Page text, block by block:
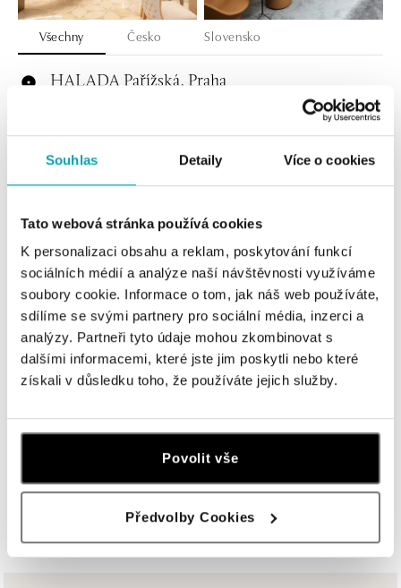
Souhlas Detaily Více o cookies
Tato webová stránka používá cookies
K personalizaci obsahu a reklam, poskytování funkcí
sociálních médií a analýze naší návštěvnosti využíváme
soubory cookie. Informace o tom, jak náš web používáte,
sdílíme se svými partnery pro sociální média, inzerci a
analýzy. Partneři tyto údaje mohou zkombinovat s
dalšími informacemi, které jste jim poskytli nebo které
získali v důsledku toho, že používáte jejich služby.
Povolit vše
Předvolby Cookies
Všechny Česko Slovensko
HALADA Pařížská, Praha
dnes otevřeno do 18:00
HALADA Na Příkopě, Praha
Na Příkopě 16, 110 00 Praha 1
tel.: +420608028615
dnes otevřeno do 18:00
HALADA Česká, Brno
Česká 23, 602 00 Brno
tel.: +420602443261
otevřeno v Pondělí od 09:00
Rudná 3114/114, 700 30 Ostrava-Zábřeh
dnes otevřeno do 21:00
HALADA OC Eurovea, Bratislava
Pribinova 8, 811 09 Bratislava
tel.: +421 910 284 071
ZOBRAZIT VŠECHNY BUTIKY